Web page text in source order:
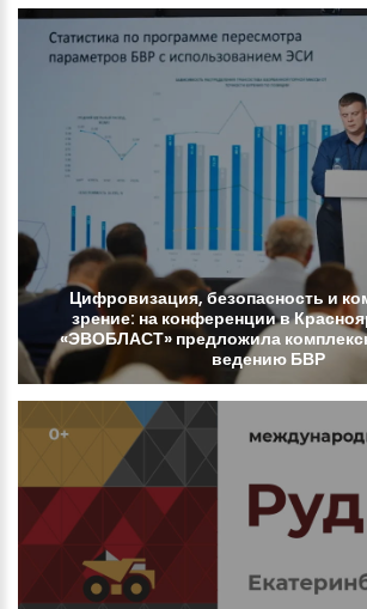
Цифровизация, безопасность и
зрение: на конференциив
«ЭВОБЛАСТ» предложила
ведению БВР